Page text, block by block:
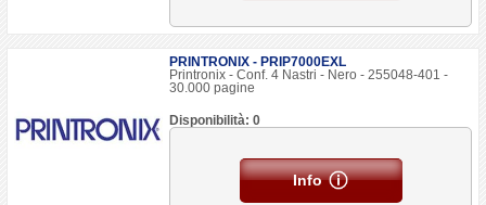
PRINTRONIX - PRIP7000EXL
Printronix - Conf. 4 Nastri - Nero - 255048-401 -
30.000 pagine
Disponibilità: 0
Info